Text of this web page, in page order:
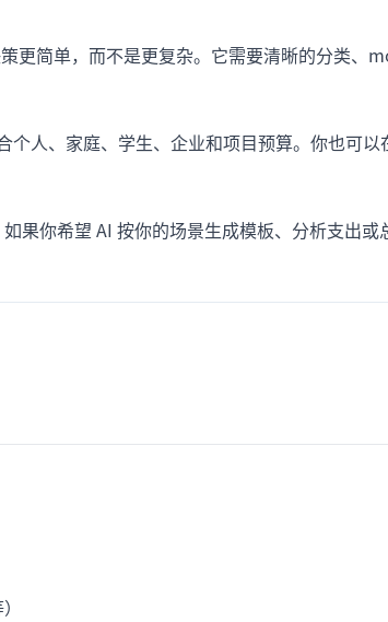
。
用说明。
实用提示词。
手。
更简单，而不是更复杂。它需要清晰的分类、
个人、家庭、学生、企业和项目预算。你也可以
果你希望 AI 按你的场景生成模板、分析支出或